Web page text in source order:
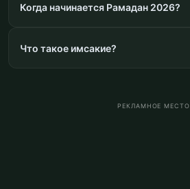
Когда начинается Рамадан 2026?
Что такое имсакие?
РЕКЛАМНОЕ МЕСТО